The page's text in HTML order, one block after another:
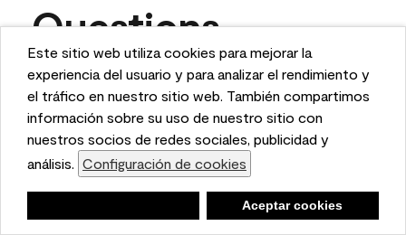
This website uses cookies to enhance user experience
and to analyze performance and traffic on our website.
We also share information about your use of our site
with our social media, advertising, and analytics
partners. Cookie Settings
Accept Cookies
Este sitio web utiliza cookies para mejorar la
experiencia del usuario y para analizar el rendimiento y
el tráfico en nuestro sitio web. También compartimos
información sobre su uso de nuestro sitio con
nuestros socios de redes sociales, publicidad y
análisis. Configuración de cookies
Aceptar cookies
Questions
Ask a question
1 - 10 of 11 Questions